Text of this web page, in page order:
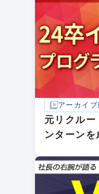
アーカイ
元リクルー
ンターン